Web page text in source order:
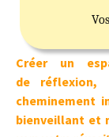
Créer un
de
cheminement
bienveillant et